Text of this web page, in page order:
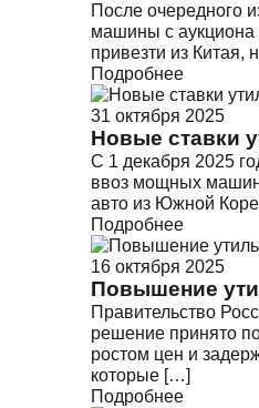
После очередного
машины с аукциона
привезти из
Подробнее
31 октября 2025
Новые ставки
С 1 декабря 2025
ввоз мощных машин
авто из Южной
Подробнее
16 октября 2025
Повышение
Правительство
решение принято
ростом цен и
которые […]
Подробнее